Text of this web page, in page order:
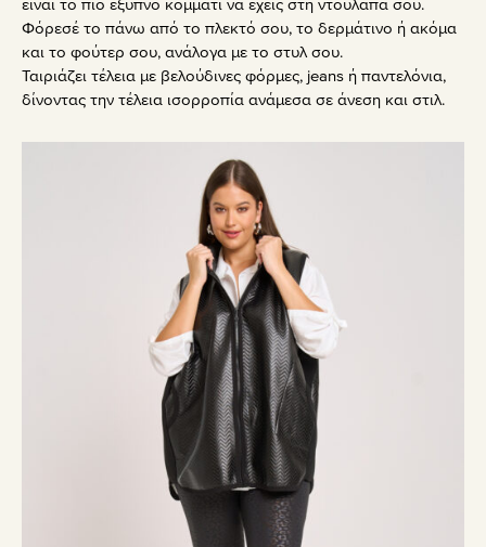
είναι το πιο έξυπνο κομμάτι να έχεις στη ντουλάπα σου.
Φόρεσέ το πάνω από το πλεκτό σου, το δερμάτινο ή ακόμα
και το φούτερ σου, ανάλογα με το στυλ σου.
Ταιριάζει τέλεια με βελούδινες φόρμες, jeans ή παντελόνια,
δίνοντας την τέλεια ισορροπία ανάμεσα σε άνεση και στιλ.